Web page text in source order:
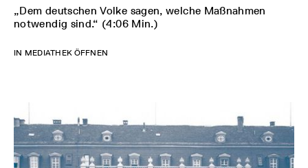
„Dem deutschen Volke sagen, welche Maßnahmen
notwendig sind.“ (4:06 Min.)
IN MEDIATHEK ÖFFNEN